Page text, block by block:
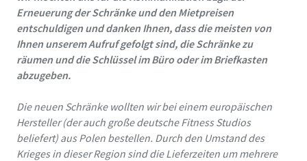
Erneuerung der Schränke und den Mietpreisen
entschuldigen und danken Ihnen, dass die meisten von
Ihnen unserem Aufruf gefolgt sind, die Schränke zu
räumen und die Schlüssel im Büro oder im Briefkasten
abzugeben.
Die neuen Schränke wollten wir bei einem europäischen
Hersteller (der auch große deutsche Fitness Studios
beliefert) aus Polen bestellen. Durch den Umstand des
Krieges in dieser Region sind die Lieferzeiten um mehrere